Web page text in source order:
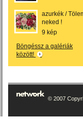
azurkék /
neked !
9 kép
Böngéssz a galériák
között!
© 2007